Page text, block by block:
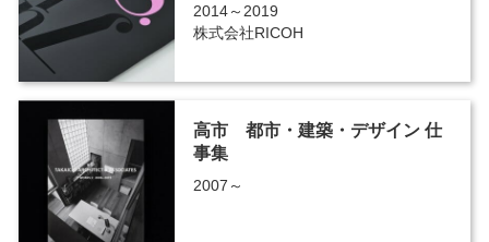
2014～2019
株式会社RICOH
高市 都市・建築・デザイン 仕
事集
2007～